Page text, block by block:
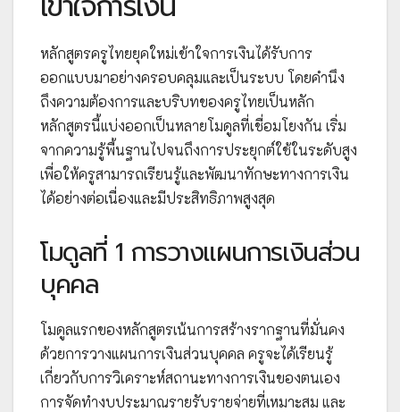
หลักสูตรครูไทยยุคใหม่เข้าใจการเงินได้รับการ
ออกแบบมาอย่างครอบคลุมและเป็นระบบ โดยคำนึง
ถึงความต้องการและบริบทของครูไทยเป็นหลัก
หลักสูตรนี้แบ่งออกเป็นหลายโมดูลที่เชื่อมโยงกัน เริ่ม
จากความรู้พื้นฐานไปจนถึงการประยุกต์ใช้ในระดับสูง
เพื่อให้ครูสามารถเรียนรู้และพัฒนาทักษะทางการเงิน
ได้อย่างต่อเนื่องและมีประสิทธิภาพสูงสุด
โมดูลที่ 1 การวางแผนการเงินส่วน
บุคคล
โมดูลแรกของหลักสูตรเน้นการสร้างรากฐานที่มั่นคง
ด้วยการวางแผนการเงินส่วนบุคคล ครูจะได้เรียนรู้
เกี่ยวกับการวิเคราะห์สถานะทางการเงินของตนเอง
การจัดทำงบประมาณรายรับรายจ่ายที่เหมาะสม และ